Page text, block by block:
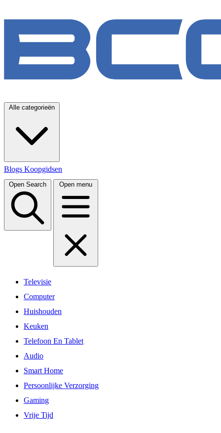
Alle categorieën
Blogs Koopgidsen
Open Search Open menu
Televisie
Computer
Huishouden
Keuken
Telefoon En Tablet
Audio
Smart Home
Persoonlijke Verzorging
Gaming
Vrije Tijd